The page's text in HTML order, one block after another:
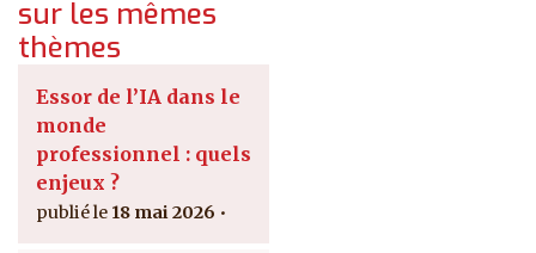
sur les mêmes
thèmes
Essor de l’IA dans le
monde
professionnel : quels
enjeux ?
18 mai 2026